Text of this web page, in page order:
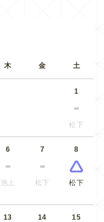
木 金 土
1
松下
6
池上
7
松下
8
松下
13 14 15